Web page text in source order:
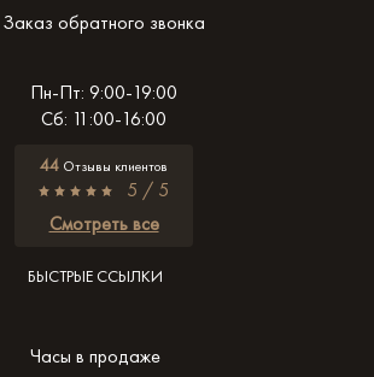
Заказ обратного звонка
Пн-Пт: 9:00-19:00
Сб: 11:00-16:00
44 Отзывы клиентов
5 / 5
Смотреть все
БЫСТРЫЕ ССЫЛКИ
Часы в продаже